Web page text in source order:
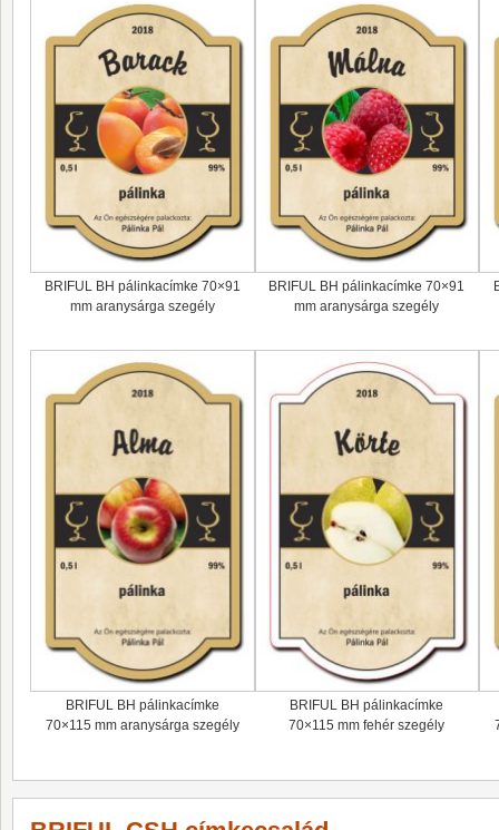
BRIFUL BH pálinkacímke 70×91
mm aranysárga szegély
BRIFUL BH pálinkacímke 70×91
mm aranysárga szegély
BRIFUL BH pálinkacímke
70×115 mm aranysárga szegély
BRIFUL BH pálinkacímke
70×115 mm fehér szegély